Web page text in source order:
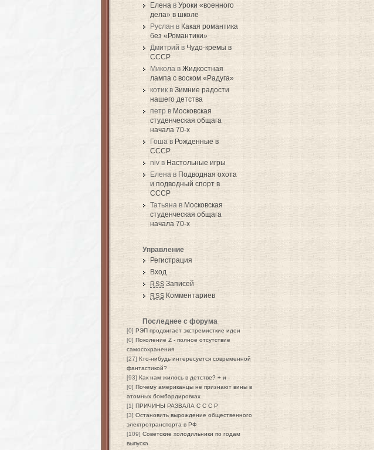
Елена в Уроки «военного
дела» в школе
Руслан в Какая романтика
без «Романтики»
Дмитрий в Чудо-кремы в
СССР
Микола в Жидкостная
лампа с воском «Радуга»
котик в Зимние радости
нашего детства
петр в Московская
студенческая общага
начала 70-х
Гоша в Рожденные в
СССР
niv в Настольные игры
Елена в Подводная охота
и подводный спорт в
СССР
Татьяна в Московская
студенческая общага
начала 70-х
Управление
Регистрация
Вход
RSS Записей
RSS Комментариев
Последнее с форума
[0] РЭП продвигает экстремисткие идеи
[0] Поколение Z - полное отсутствие
самосохранения
[27] Кто-нибудь интересуется современной
фантастикой?
[93] Как нам жилось в детстве? + и -
[0] Почему американцы не признают вины в
атомных бомбардировках
[1] ПРИЧИНЫ РАЗВАЛА С С С Р
[3] Остановить вырождение общественного
электротранспорта в РФ
[109] Советские холодильники по годам
выпуска